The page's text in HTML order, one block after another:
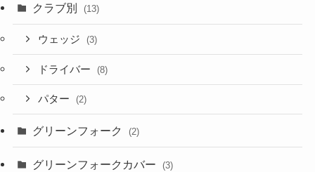
クラブ別 (13)
ウェッジ (3)
ドライバー (8)
パター (2)
グリーンフォーク (2)
グリーンフォークカバー (3)